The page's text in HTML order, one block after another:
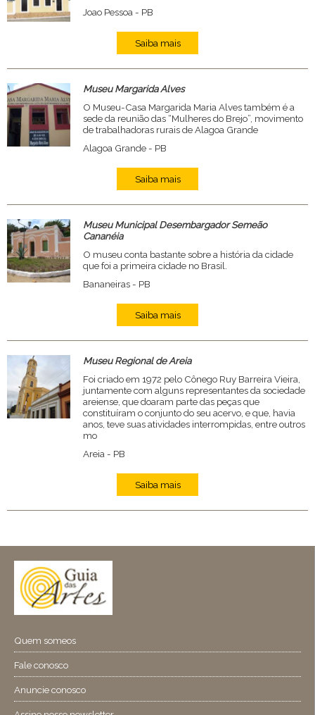
Joao Pessoa - PB
Saiba mais
Museu Margarida Alves
O Museu-Casa Margarida Maria Alves também é a
sede da reunião das “Mulheres do Brejo”, movimento
de trabalhadoras rurais de Alagoa Grande
Alagoa Grande - PB
Saiba mais
Museu Municipal Desembargador Semeão
Cananéia
O museu conta bastante sobre a história da cidade
que foi a primeira cidade no Brasil.
Bananeiras - PB
Saiba mais
Museu Regional de Areia
Foi criado em 1972 pelo Cônego Ruy Barreira Vieira,
juntamente com alguns representantes da sociedade
areiense, que doaram parte das peças que
constituíram o conjunto do seu acervo, e que, havia
anos, teve suas atividades interrompidas, entre outros
mo
Areia - PB
Saiba mais
Quem someos
Fale conosco
Anuncie conosco